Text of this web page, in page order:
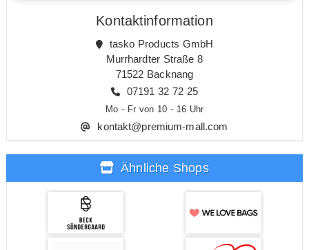
Kontaktinformation
tasko Products GmbH
Murrhardter Straße 8
71522 Backnang
07191 32 72 25
Mo - Fr von 10 - 16 Uhr
kontakt@premium-mall.com
Ähnliche Shops